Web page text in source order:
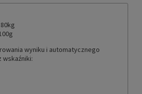
wyniku i automatycznego
wskaźniki: